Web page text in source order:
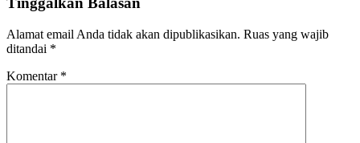
Alamat email Anda tidak akan dipublikasikan. Ruas yang wajib
ditandai *
Komentar *